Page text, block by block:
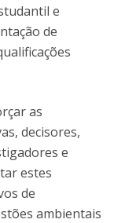
e
de
as
decisores,
e
estes
de
ambientais